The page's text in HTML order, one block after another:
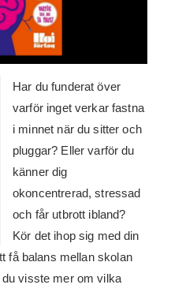
Har du funderat över
varför inget verkar fastna
i minnet när du sitter och
pluggar? Eller varför du
känner dig
okoncentrerad, stressad
och får utbrott ibland?
Kör det ihop sig med din
få balans mellan skolan
visste mer om vilka